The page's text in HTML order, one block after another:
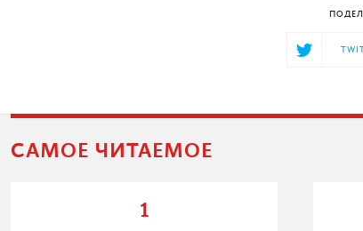
САМОЕ ЧИТАЕМОЕ
1